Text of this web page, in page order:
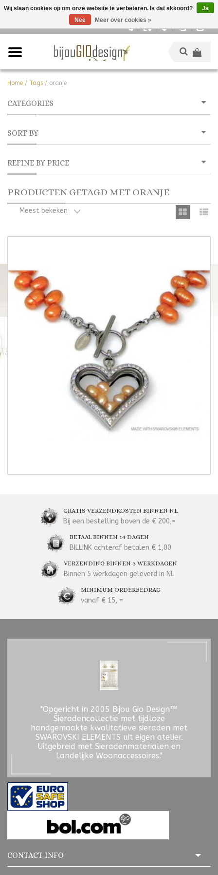
Home / Tags / oranje
CATEGORIES
SORT BY
REFINE BY PRICE
PRODUCTEN GETAGD MET ORANJE
Meest bekeken
GRATIS VERZENDKOSTEN BINNEN NL
Bij een bestelling boven de € 200,=
BETAAL BINNEN 14 DAGEN
BILLINK achteraf betalen € 1,00
VERZENDING BINNEN 3 WERKDAGEN
Binnen 5 werkdagen geleverd in NL
MINIMUM ORDERBEDRAG
vanaf € 15, =
"Opgericht in 2005 Bijou Gio Design™
Sieradencollectie met tijdloze
handgemaakte kwalitatieve sieraden met
SWAROVSKI ELEMENTS uit eigen atelier.
Uitgebreid met Sieradenmaterialen en
Landelijke Woonaccessoires."
CONTACT INFO
Wij slaan cookies op om onze website te verbeteren. Is dat akkoord?
Ja
Nee
Meer over cookies »